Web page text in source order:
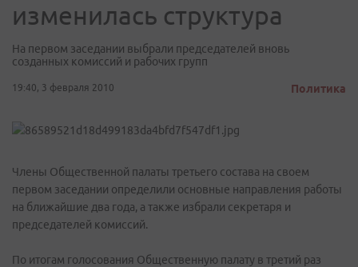
изменилась структура
На первом заседании выбрали председателей вновь
созданных комиссий и рабочих групп
19:40, 3 февраля 2010 Политика
Члены Общественной палаты третьего состава на своем
первом заседании определили основные направления работы
на ближайшие два года, а также избрали секретаря и
председателей комиссий.
По итогам голосования Общественную палату в третий раз